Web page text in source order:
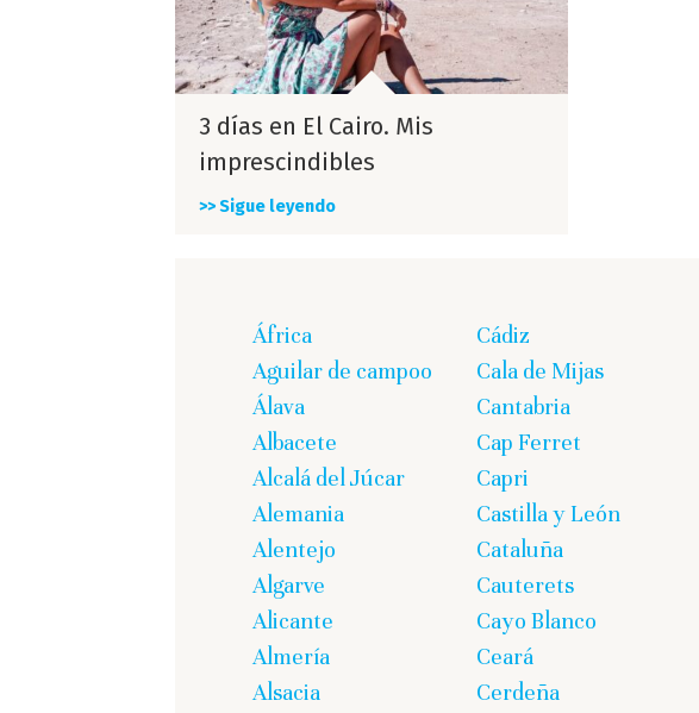
3 días en El Cairo. Mis
imprescindibles
>> Sigue leyendo
África
Aguilar de campoo
Álava
Albacete
Alcalá del Júcar
Alemania
Alentejo
Algarve
Alicante
Almería
Alsacia
Cádiz
Cala de Mijas
Cantabria
Cap Ferret
Capri
Castilla y León
Cataluña
Cauterets
Cayo Blanco
Ceará
Cerdeña